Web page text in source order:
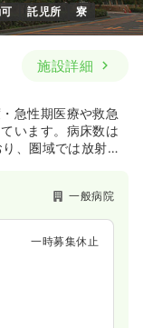
託児所 寮
施設詳細
急性期医療や救急
います。病床数は
、圏域では放射線
一般病院
一時募集休止